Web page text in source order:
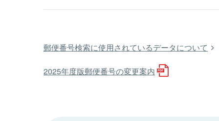
郵便番号検索に使用されているデータについて
2025年度版郵便番号の変更案内